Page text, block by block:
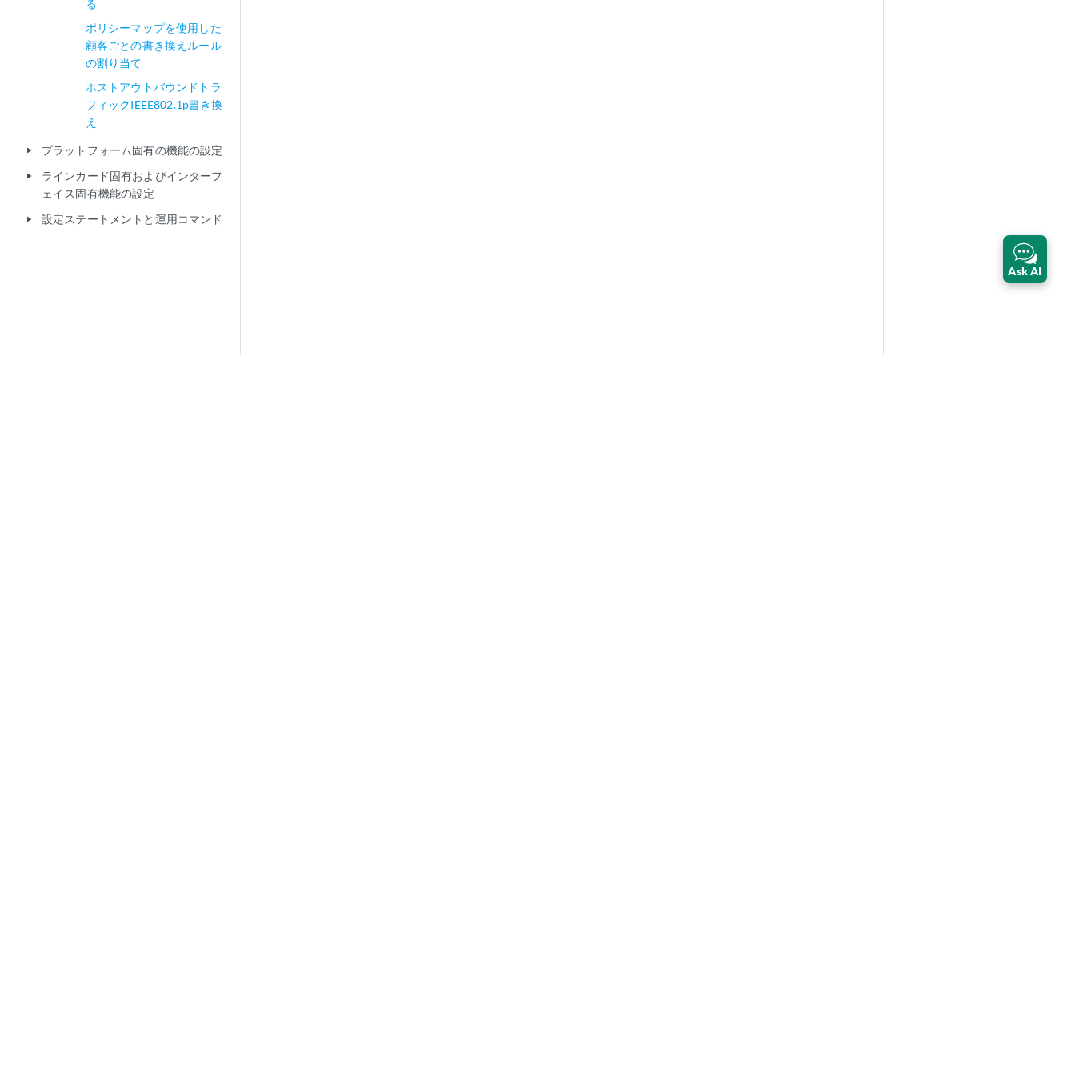
る
ポリシーマップを使用した
顧客ごとの書き換えルール
の割り当て
ホストアウトバウンドトラ
フィックIEEE802.1p書き換
え
play_arrow プラットフォーム固有の機能の設定
play_arrow
ラインカード固有およびインターフ
ェイス固有機能の設定
play_arrow 設定ステートメントと運用コマンド
Ask AI